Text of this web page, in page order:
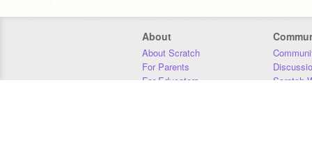
About
About Scratch
For Parents
For Educators
Scratch